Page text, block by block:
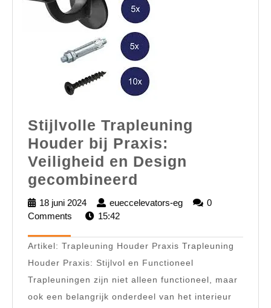
Stijlvolle Trapleuning
Houder bij Praxis:
Veiligheid en Design
gecombineerd
Trapleuning
bij
Praxis:
Veiligheid
en
18 juni 2024
18
juni
eueccelevators-eg
eueccelevators-
0
Comments
15:42
Artikel: Trapleuning Houder Praxis Trapleuning
Houder Praxis: Stijlvol en Functioneel
Trapleuningen zijn niet alleen functioneel, maar
ook een belangrijk onderdeel van het interieur